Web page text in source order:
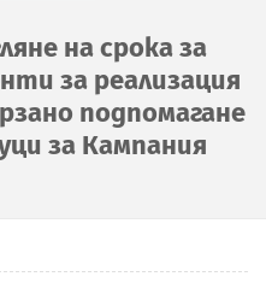
на срока за
за реализация
подпомагане
за Кампания